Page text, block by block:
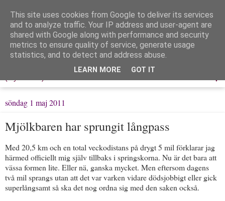
Löpning & Livet
Mitt liv, mina tankar & min träning
▼
söndag 1 maj 2011
Mjölkbaren har sprungit långpass
Med 20,5 km och en total veckodistans på drygt 5 mil förklarar jag
härmed officiellt mig själv tillbaks i springskorna. Nu är det bara att
vässa formen lite. Eller nä, ganska mycket. Men eftersom dagens
två mil sprangs utan att det var varken vidare dödsjobbigt eller gick
superlångsamt så ska det nog ordna sig med den saken också.
This site uses cookies from Google to deliver its services
and to analyze traffic. Your IP address and user-agent are
shared with Google along with performance and security
metrics to ensure quality of service, generate usage
statistics, and to detect and address abuse.
LEARN MORE GOT IT